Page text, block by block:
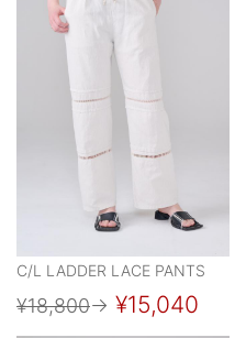
C/L LADDER LACE PANTS
¥18,800→ ¥15,040